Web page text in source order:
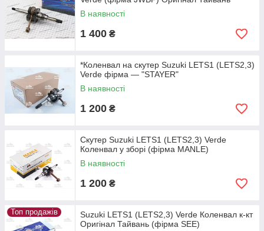
В наявності
1 400 ₴
*Коленвал на скутер Suzuki LETS1 (LETS2,3)
Verde фірма — "STAYER"
В наявності
1 200 ₴
Скутер Suzuki LETS1 (LETS2,3) Verde
Коленвал у зборі (фірма MANLE)
В наявності
1 200 ₴
Топ продажів
Suzuki LETS1 (LETS2,3) Verde Коленвал к-кт
Оригінал Тайвань (фірма SEE)